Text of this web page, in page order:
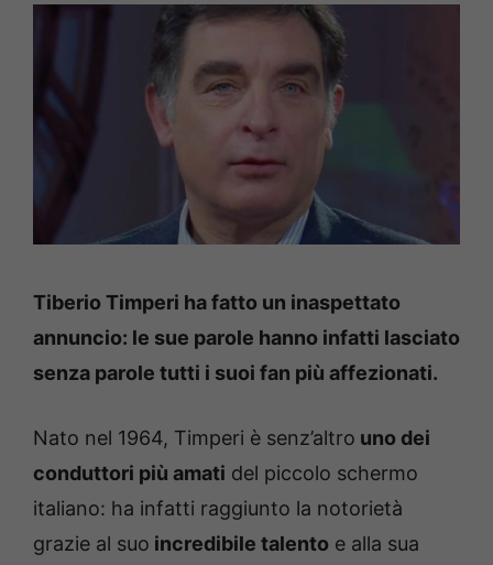
Tiberio Timperi ha fatto un inaspettato
annuncio: le sue parole hanno infatti lasciato
senza parole tutti i suoi fan più affezionati.
Nato nel 1964, Timperi è senz’altro uno dei
conduttori più amati del piccolo schermo
italiano: ha infatti raggiunto la notorietà
grazie al suo incredibile talento e alla sua